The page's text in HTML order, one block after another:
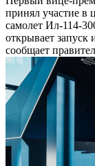
принял участие в
самолет Ил-114-
открывает запуск
сообщает